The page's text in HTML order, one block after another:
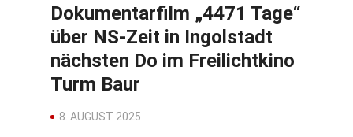
Dokumentarfilm „4471 Tage“
über NS-Zeit in Ingolstadt
nächsten Do im Freilichtkino
Turm Baur
8. AUGUST 2025